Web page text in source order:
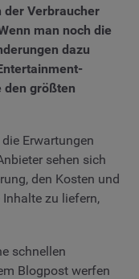
der Verbraucher
man noch die
dazu
den größten
Erwartungen
sehen sich
den Kosten und
zu liefern,
schnellen
Blogpost werfen